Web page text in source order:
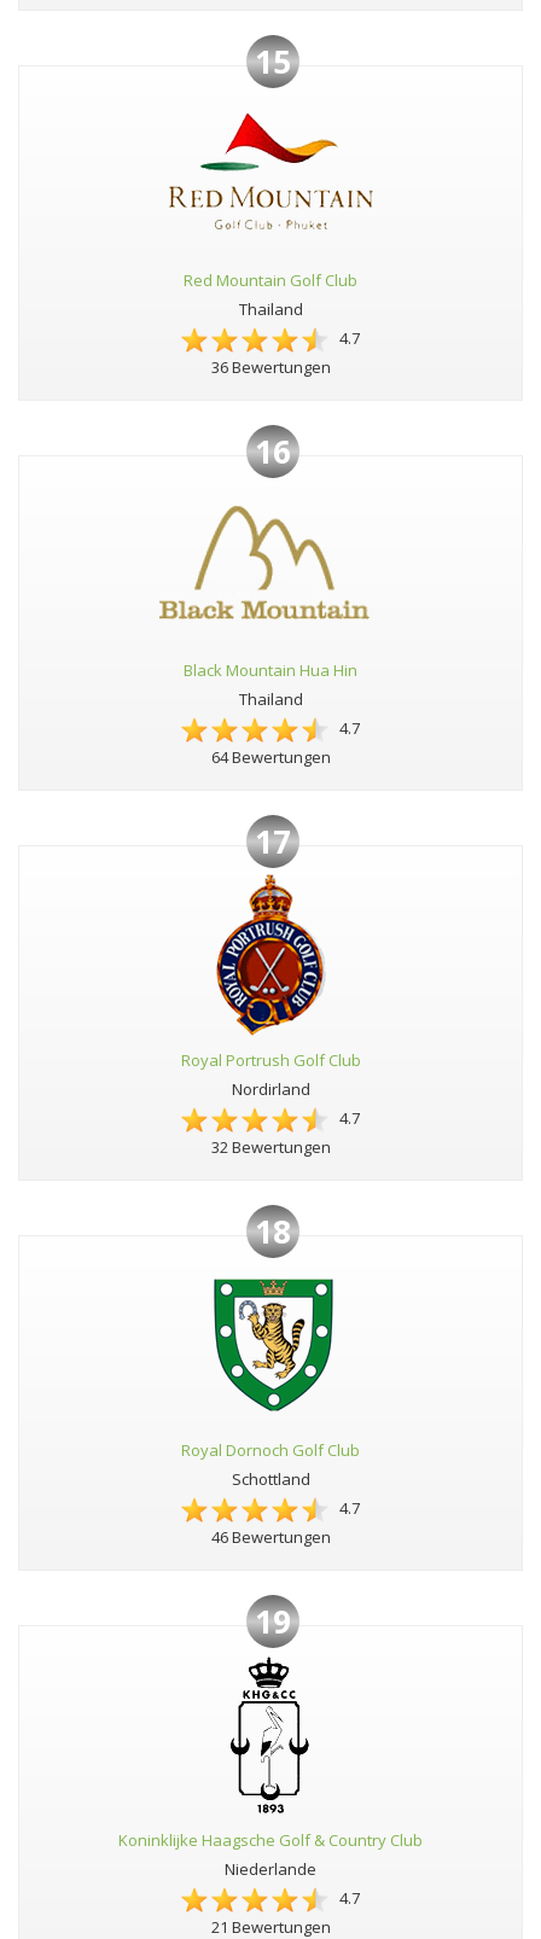
15
Red Mountain Golf Club
Thailand
4.7
36 Bewertungen
16
Black Mountain Hua Hin
Thailand
4.7
64 Bewertungen
17
Royal Portrush Golf Club
Nordirland
4.7
32 Bewertungen
18
Royal Dornoch Golf Club
Schottland
4.7
46 Bewertungen
19
Koninklijke Haagsche Golf & Country Club
Niederlande
4.7
21 Bewertungen